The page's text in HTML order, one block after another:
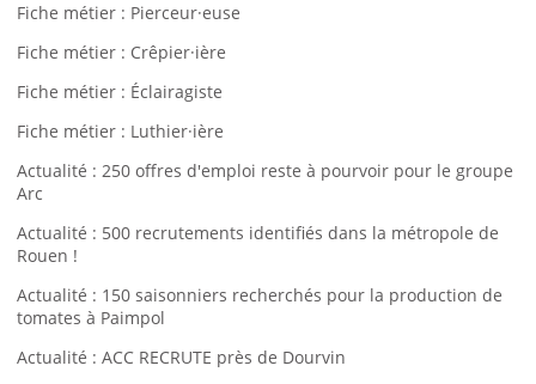
Fiche métier : Pierceur·euse
Fiche métier : Crêpier·ière
Fiche métier : Éclairagiste
Fiche métier : Luthier·ière
Actualité : 250 offres d'emploi reste à pourvoir pour le groupe
Arc
Actualité : 500 recrutements identifiés dans la métropole de
Rouen !
Actualité : 150 saisonniers recherchés pour la production de
tomates à Paimpol
Actualité : ACC RECRUTE près de Dourvin